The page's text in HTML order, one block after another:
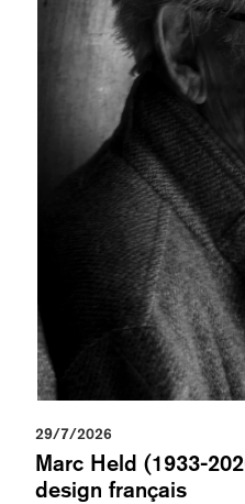
29/7/2026
Marc Held (1933-
design français